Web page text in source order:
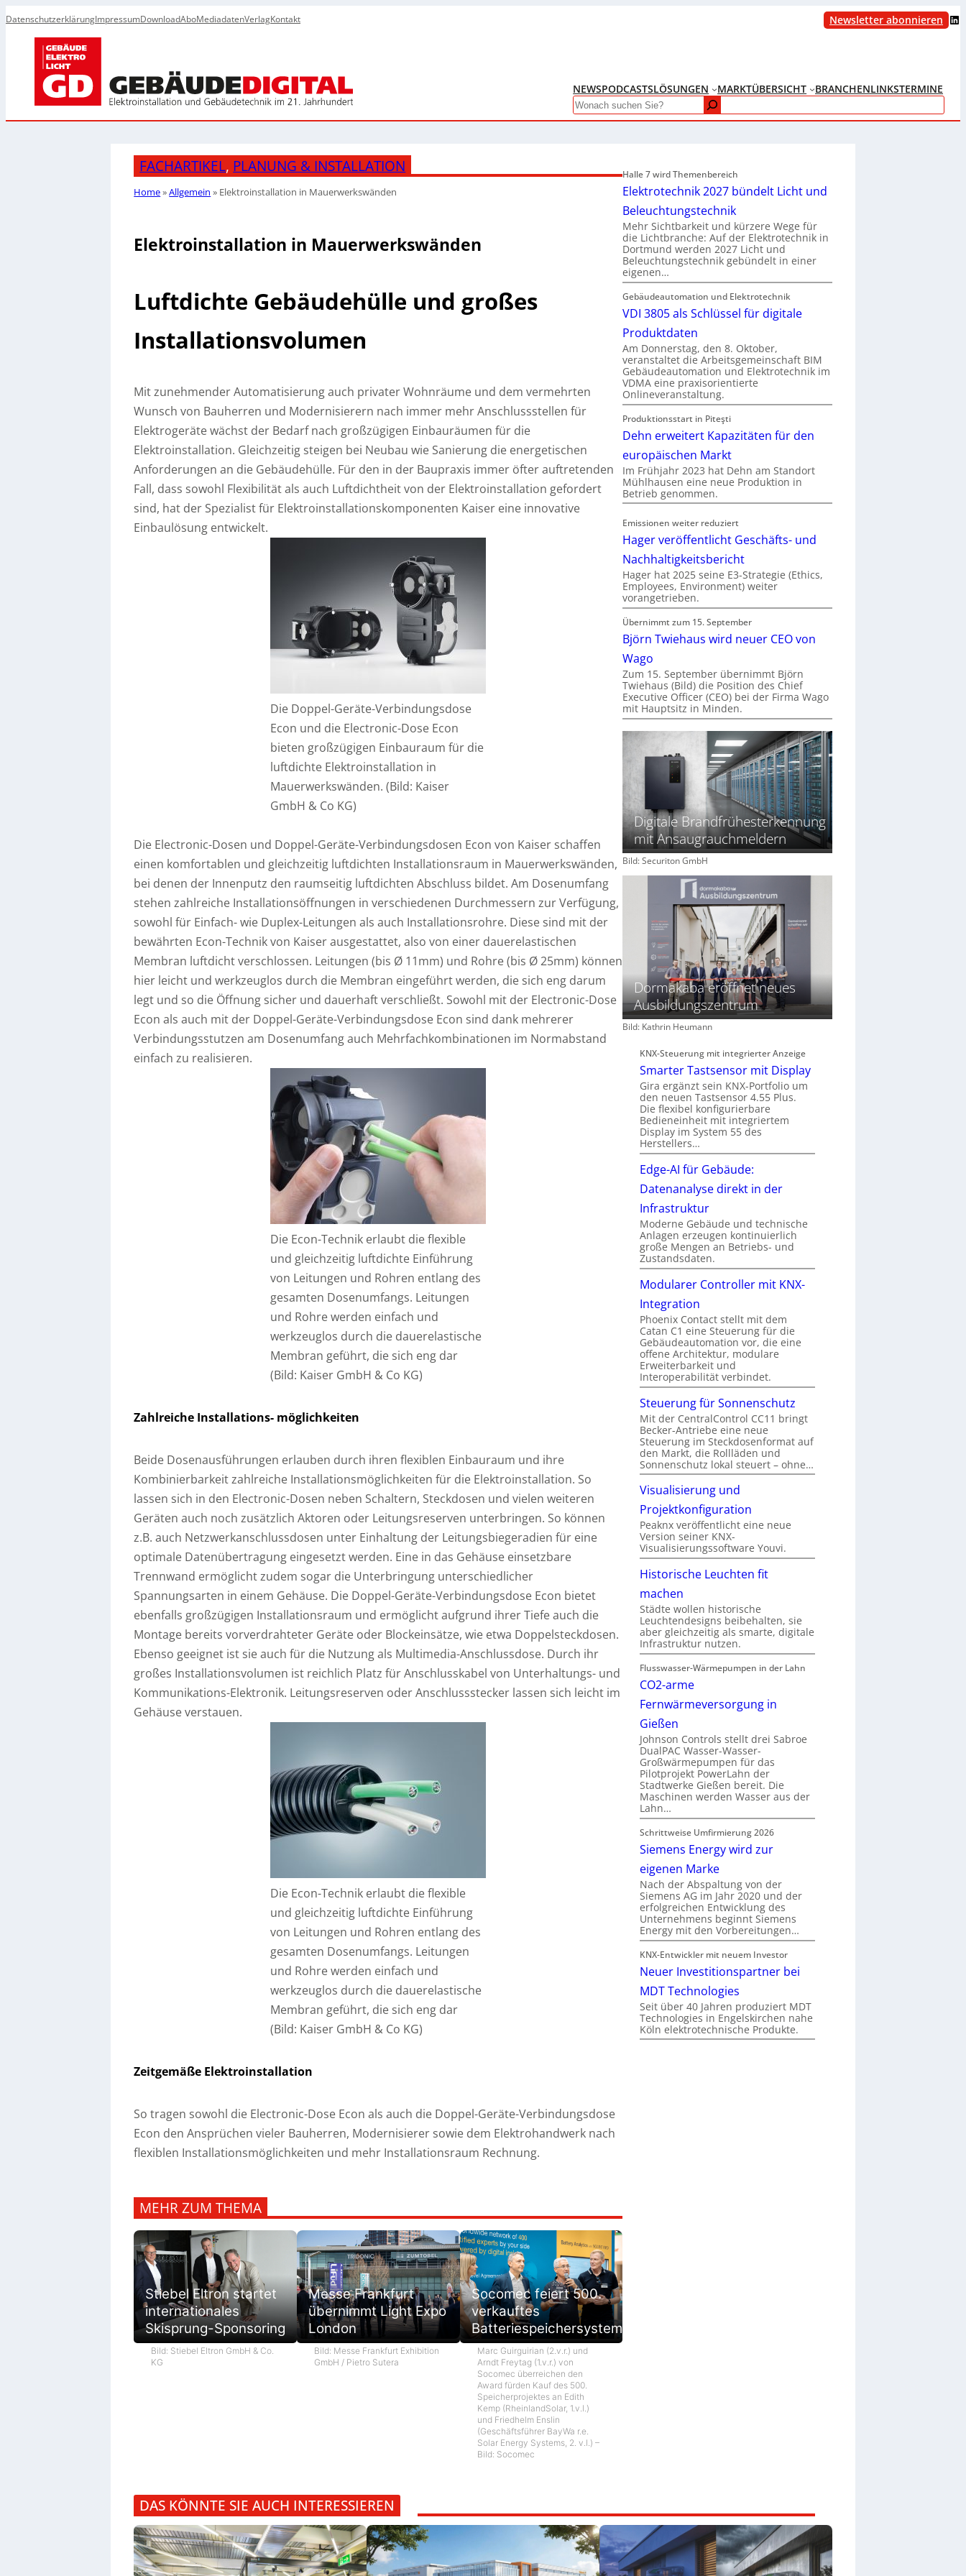
DatenschutzerklärungImpressumDownloadAboMediadatenVerlagKontakt Newsletter abonnieren LinkedIn
NEWSPODCASTSLÖSUNGEN MARKTÜBERSICHT BRANCHENLINKSTERMINE
Search
FACHARTIKEL, PLANUNG & INSTALLATION
Home»Allgemein » Elektroinstallation in Mauerwerkswänden
Elektroinstallation in Mauerwerkswänden
Luftdichte Gebäudehülle und großes
Installationsvolumen
Mit zunehmender Automatisierung auch privater Wohnräume und dem vermehrten
Wunsch von Bauherren und Modernisierern nach immer mehr Anschlussstellen für
Elektrogeräte wächst der Bedarf nach großzügigen Einbauräumen für die
Elektroinstallation. Gleichzeitig steigen bei Neubau wie Sanierung die energetischen
Anforderungen an die Gebäudehülle. Für den in der Baupraxis immer öfter auftretenden
Fall, dass sowohl Flexibilität als auch Luftdichtheit von der Elektroinstallation gefordert
sind, hat der Spezialist für Elektroinstallationskomponenten Kaiser eine innovative
Einbaulösung entwickelt.
Die Doppel-Geräte-Verbindungsdose
Econ und die Electronic-Dose Econ
bieten großzügigen Einbauraum für die
luftdichte Elektroinstallation in
Mauerwerkswänden. (Bild: Kaiser
GmbH & Co KG)
Die Electronic-Dosen und Doppel-Geräte-Verbindungsdosen Econ von Kaiser schaffen
einen komfortablen und gleichzeitig luftdichten Installationsraum in Mauerwerkswänden,
bei denen der Innenputz den raumseitig luftdichten Abschluss bildet. Am Dosenumfang
stehen zahlreiche Installationsöffnungen in verschiedenen Durchmessern zur Verfügung,
sowohl für Einfach- wie Duplex-Leitungen als auch Installationsrohre. Diese sind mit der
bewährten Econ-Technik von Kaiser ausgestattet, also von einer dauerelastischen
Membran luftdicht verschlossen. Leitungen (bis Ø 11mm) und Rohre (bis Ø 25mm) können
hier leicht und werkzeuglos durch die Membran eingeführt werden, die sich eng darum
legt und so die Öffnung sicher und dauerhaft verschließt. Sowohl mit der Electronic-Dose
Econ als auch mit der Doppel-Geräte-Verbindungsdose Econ sind dank mehrerer
Verbindungsstutzen am Dosenumfang auch Mehrfachkombinationen im Normabstand
einfach zu realisieren.
Die Econ-Technik erlaubt die flexible
und gleichzeitig luftdichte Einführung
von Leitungen und Rohren entlang des
gesamten Dosenumfangs. Leitungen
und Rohre werden einfach und
werkzeuglos durch die dauerelastische
Membran geführt, die sich eng dar
(Bild: Kaiser GmbH & Co KG)
Zahlreiche Installations- möglichkeiten
Beide Dosenausführungen erlauben durch ihren flexiblen Einbauraum und ihre
Kombinierbarkeit zahlreiche Installationsmöglichkeiten für die Elektroinstallation. So
lassen sich in den Electronic-Dosen neben Schaltern, Steckdosen und vielen weiteren
Geräten auch noch zusätzlich Aktoren oder Leitungsreserven unterbringen. So können
z.B. auch Netzwerkanschlussdosen unter Einhaltung der Leitungsbiegeradien für eine
optimale Datenübertragung eingesetzt werden. Eine in das Gehäuse einsetzbare
Trennwand ermöglicht zudem sogar die Unterbringung unterschiedlicher
Spannungsarten in einem Gehäuse. Die Doppel-Geräte-Verbindungsdose Econ bietet
ebenfalls großzügigen Installationsraum und ermöglicht aufgrund ihrer Tiefe auch die
Montage bereits vorverdrahteter Geräte oder Blockeinsätze, wie etwa Doppelsteckdosen.
Ebenso geeignet ist sie auch für die Nutzung als Multimedia-Anschlussdose. Durch ihr
großes Installationsvolumen ist reichlich Platz für Anschlusskabel von Unterhaltungs- und
Kommunikations-Elektronik. Leitungsreserven oder Anschlussstecker lassen sich leicht im
Gehäuse verstauen.
Die Econ-Technik erlaubt die flexible
und gleichzeitig luftdichte Einführung
von Leitungen und Rohren entlang des
gesamten Dosenumfangs. Leitungen
und Rohre werden einfach und
werkzeuglos durch die dauerelastische
Membran geführt, die sich eng dar
(Bild: Kaiser GmbH & Co KG)
Zeitgemäße Elektroinstallation
So tragen sowohl die Electronic-Dose Econ als auch die Doppel-Geräte-Verbindungsdose
Econ den Ansprüchen vieler Bauherren, Modernisierer sowie dem Elektrohandwerk nach
flexiblen Installationsmöglichkeiten und mehr Installationsraum Rechnung.
MEHR ZUM THEMA
Stiebel Eltron startet
internationales
Skisprung-Sponsoring
Bild: Stiebel Eltron GmbH & Co.
KG
Messe Frankfurt
übernimmt Light Expo
London
Bild: Messe Frankfurt Exhibition
GmbH / Pietro Sutera
Socomec feiert 500.
verkauftes
Batteriespeichersystem
Marc Guirguirian (2.v.r.) und
Arndt Freytag (1.v.r.) von
Socomec überreichen den
Award fürden Kauf des 500.
Speicherprojektes an Edith
Kemp (RheinlandSolar, 1.v.l.)
und Friedhelm Enslin
(Geschäftsführer BayWa r.e.
Solar Energy Systems, 2. v.l.) –
Bild: Socomec
Halle 7 wird Themenbereich
Elektrotechnik 2027 bündelt Licht und
Beleuchtungstechnik
Mehr Sichtbarkeit und kürzere Wege für
die Lichtbranche: Auf der Elektrotechnik in
Dortmund werden 2027 Licht und
Beleuchtungstechnik gebündelt in einer
eigenen…
Gebäudeautomation und Elektrotechnik
VDI 3805 als Schlüssel für digitale
Produktdaten
Am Donnerstag, den 8. Oktober,
veranstaltet die Arbeitsgemeinschaft BIM
Gebäudeautomation und Elektrotechnik im
VDMA eine praxisorientierte
Onlineveranstaltung.
Produktionsstart in Piteşti
Dehn erweitert Kapazitäten für den
europäischen Markt
Im Frühjahr 2023 hat Dehn am Standort
Mühlhausen eine neue Produktion in
Betrieb genommen.
Emissionen weiter reduziert
Hager veröffentlicht Geschäfts- und
Nachhaltigkeitsbericht
Hager hat 2025 seine E3-Strategie (Ethics,
Employees, Environment) weiter
vorangetrieben.
Übernimmt zum 15. September
Björn Twiehaus wird neuer CEO von
Wago
Zum 15. September übernimmt Björn
Twiehaus (Bild) die Position des Chief
Executive Officer (CEO) bei der Firma Wago
mit Hauptsitz in Minden.
Digitale Brandfrühesterkennung
mit Ansaugrauchmeldern
Bild: Securiton GmbH
Dormakaba eröffnet neues
Ausbildungszentrum
Bild: Kathrin Heumann
KNX-Steuerung mit integrierter Anzeige
Smarter Tastsensor mit Display
Gira ergänzt sein KNX-Portfolio um
den neuen Tastsensor 4.55 Plus.
Die flexibel konfigurierbare
Bedieneinheit mit integriertem
Display im System 55 des
Herstellers…
Edge-AI für Gebäude:
Datenanalyse direkt in der
Infrastruktur
Moderne Gebäude und technische
Anlagen erzeugen kontinuierlich
große Mengen an Betriebs- und
Zustandsdaten.
Modularer Controller mit KNX-
Integration
Phoenix Contact stellt mit dem
Catan C1 eine Steuerung für die
Gebäudeautomation vor, die eine
offene Architektur, modulare
Erweiterbarkeit und
Interoperabilität verbindet.
Steuerung für Sonnenschutz
Mit der CentralControl CC11 bringt
Becker-Antriebe eine neue
Steuerung im Steckdosenformat auf
den Markt, die Rollläden und
Sonnenschutz lokal steuert – ohne…
Visualisierung und
Projektkonfiguration
Peaknx veröffentlicht eine neue
Version seiner KNX-
Visualisierungssoftware Youvi.
Historische Leuchten fit
machen
Städte wollen historische
Leuchtendesigns beibehalten, sie
aber gleichzeitig als smarte, digitale
Infrastruktur nutzen.
Flusswasser-Wärmepumpen in der Lahn
CO2-arme
Fernwärmeversorgung in
Gießen
Johnson Controls stellt drei Sabroe
DualPAC Wasser-Wasser-
Großwärmepumpen für das
Pilotprojekt PowerLahn der
Stadtwerke Gießen bereit. Die
Maschinen werden Wasser aus der
Lahn…
Schrittweise Umfirmierung 2026
Siemens Energy wird zur
eigenen Marke
Nach der Abspaltung von der
Siemens AG im Jahr 2020 und der
erfolgreichen Entwicklung des
Unternehmens beginnt Siemens
Energy mit den Vorbereitungen…
KNX-Entwickler mit neuem Investor
Neuer Investitionspartner bei
MDT Technologies
Seit über 40 Jahren produziert MDT
Technologies in Engelskirchen nahe
Köln elektrotechnische Produkte.
DAS KÖNNTE SIE AUCH INTERESSIEREN